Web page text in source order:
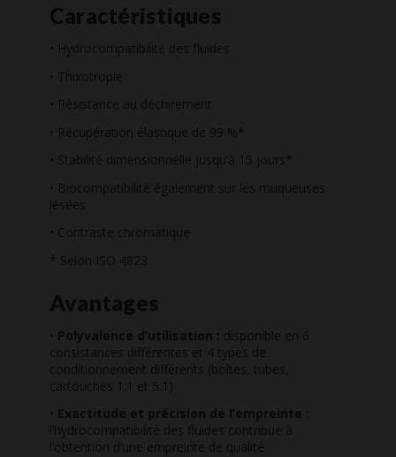
Caractéristiques
• Hydrocompatibilité des fluides
• Thixotropie
• Résistance au déchirement
• Récupération élastique de 99 %*
• Stabilité dimensionnelle jusqu’à 15 jours*
• Biocompatibilité également sur les muqueuses
lésées
• Contraste chromatique
* Selon ISO 4823
Avantages
• Polyvalence d’utilisation :
disponible en 6
consistances différentes et 4 types de
conditionnement différents (boîtes, tubes,
cartouches 1:1 et 5:1)
• Exactitude et précision de l’empreinte :
l’hydrocompatibilité des fluides contribue à
l’obtention d’une empreinte de qualité